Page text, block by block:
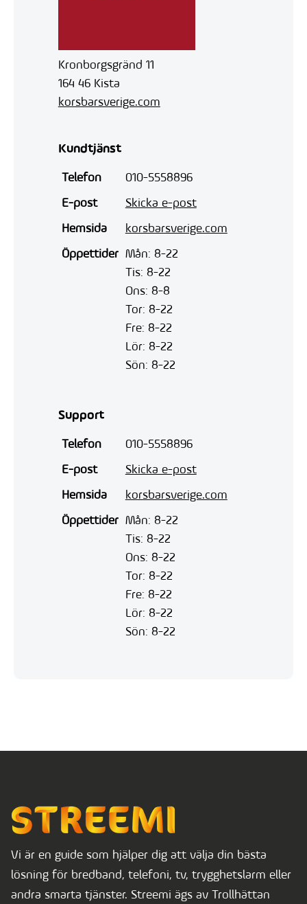
Kronborgsgränd 11
164 46 Kista
korsbarsverige.com
Kundtjänst
Telefon
010-5558896
E-post
Skicka e-post
Hemsida
korsbarsverige.com
Öppettider Mån: 8-22
Tis: 8-22
Ons: 8-8
Tor: 8-22
Fre: 8-22
Lör: 8-22
Sön: 8-22
Support
Telefon
010-5558896
E-post
Skicka e-post
Hemsida
korsbarsverige.com
Öppettider Mån: 8-22
Tis: 8-22
Ons: 8-22
Tor: 8-22
Fre: 8-22
Lör: 8-22
Sön: 8-22
Vi är en guide som hjälper dig att välja din bästa
lösning för bredband, telefoni, tv, trygghetslarm eller
andra smarta tjänster. Streemi ägs av Trollhättan